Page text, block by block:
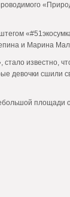
и Марина
известно,
девочки сшили
площади